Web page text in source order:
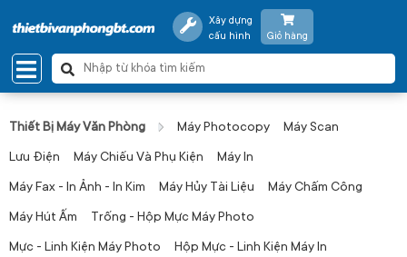
Xây dựng
cấu hình
Giỏ hàng
Thiết Bị Máy Văn Phòng Máy Photocopy Máy Scan
Lưu Điện Máy Chiếu Và Phụ Kiện Máy In
Máy Fax - In Ảnh - In Kim Máy Hủy Tài Liệu Máy Chấm Công
Máy Hút Ấm Trống - Hộp Mực Máy Photo
Mực - Linh Kiện Máy Photo Hộp Mực - Linh Kiện Máy In